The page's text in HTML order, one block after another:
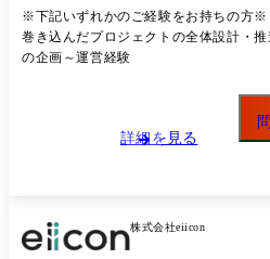
せ、あらゆる組織が自立してイノベー
ていきます。 ●業務内容詳細 ・PMと連
構築・タスク明確化・スケジュール管
ソーシング業務など ・オンライン/オフ
ッチイベントやオープンイノベーショ
ップなど ・自社メディアインタビュー
※下記いずれかのご経験をお持ちの方※
巻き込んだプロジェクトの全体設計・
の企画～運営経験
詳細を見る
株式会社eiicon